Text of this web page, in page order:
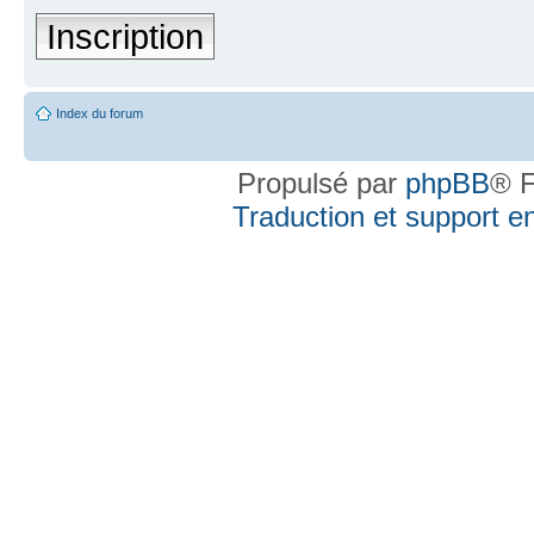
Inscription
Index du forum
Propulsé par phpBB®
Traduction et support